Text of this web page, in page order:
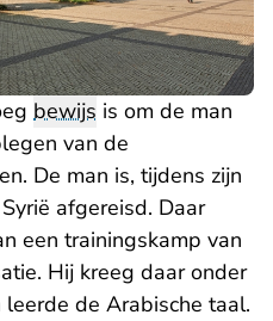
bewijs is om de man
van de
De man is, tijdens zijn
afgereisd. Daar
een trainingskamp van
Hij kreeg daar onder
de Arabische taal.